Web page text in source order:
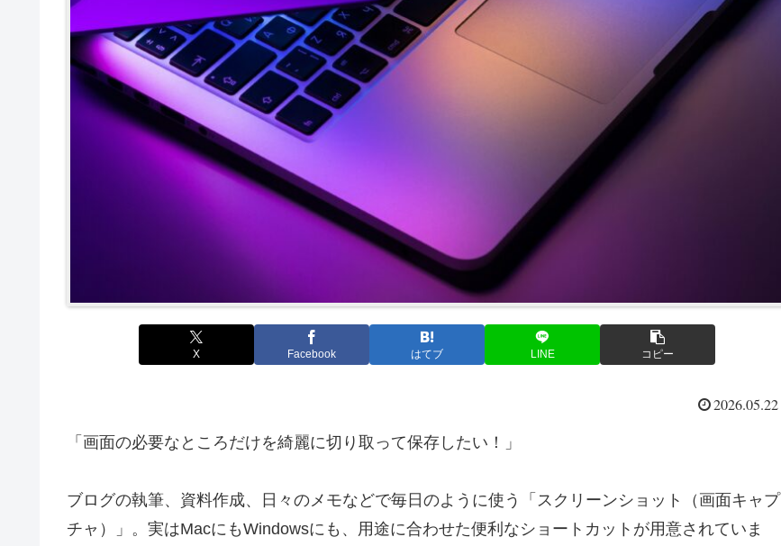
X Facebook はてブ LINE コピー
2026.05.22
「画面の必要なところだけを綺麗に切り取って保存したい！」
ブログの執筆、資料作成、日々のメモなどで毎日のように使う「スクリーンショット（画面キャプ
チャ）」。実はMacにもWindowsにも、用途に合わせた便利なショートカットが用意されていま